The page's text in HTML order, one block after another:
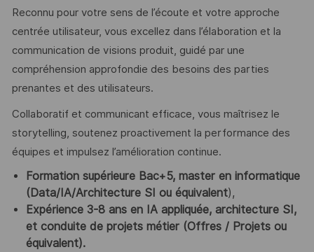
Reconnu pour votre sens de l’écoute et votre approche
centrée utilisateur, vous excellez dans l’élaboration et la
communication de visions produit, guidé par une
compréhension approfondie des besoins des parties
prenantes et des utilisateurs.
Collaboratif et communicant efficace, vous maîtrisez le
storytelling, soutenez proactivement la performance des
équipes et impulsez l’amélioration continue.
Formation supérieure Bac+5, master en informatique
(Data/IA/Architecture SI ou équivalent),
Expérience 3-8 ans en IA appliquée, architecture SI,
et conduite de projets métier (Offres / Projets ou
équivalent).